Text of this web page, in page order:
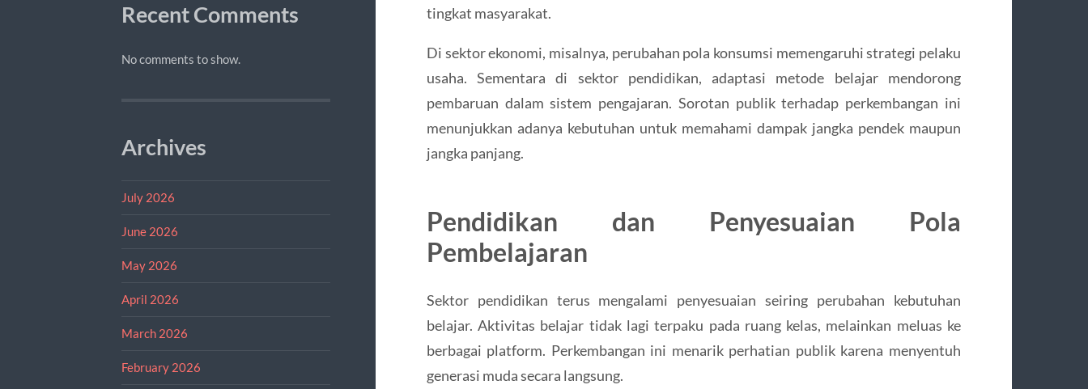
Recent Comments
No comments to show.
Archives
July 2026
June 2026
May 2026
April 2026
March 2026
February 2026
tingkat masyarakat.
Di sektor ekonomi, misalnya, perubahan pola konsumsi memengaruhi strategi pelaku
usaha. Sementara di sektor pendidikan, adaptasi metode belajar mendorong
pembaruan dalam sistem pengajaran. Sorotan publik terhadap perkembangan ini
menunjukkan adanya kebutuhan untuk memahami dampak jangka pendek maupun
jangka panjang.
Pendidikan dan Penyesuaian Pola
Pembelajaran
Sektor pendidikan terus mengalami penyesuaian seiring perubahan kebutuhan
belajar. Aktivitas belajar tidak lagi terpaku pada ruang kelas, melainkan meluas ke
berbagai platform. Perkembangan ini menarik perhatian publik karena menyentuh
generasi muda secara langsung.